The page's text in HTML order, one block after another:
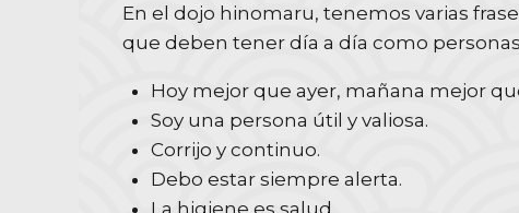
En el dojo hinomaru, tenemos varias
que deben tener día a día como
Hoy mejor que ayer, mañana mejor
Soy una persona útil y valiosa.
Corrijo y continuo.
Debo estar siempre alerta.
La higiene es salud.